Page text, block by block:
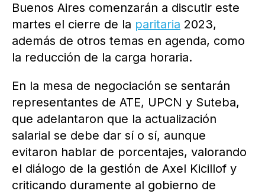
Buenos Aires comenzarán a discutir este
martes el cierre de la paritaria 2023,
además de otros temas en agenda, como
la reducción de la carga horaria.
En la mesa de negociación se sentarán
representantes de ATE, UPCN y Suteba,
que adelantaron que la actualización
salarial se debe dar sí o sí, aunque
evitaron hablar de porcentajes, valorando
el diálogo de la gestión de Axel Kicillof y
criticando duramente al gobierno de